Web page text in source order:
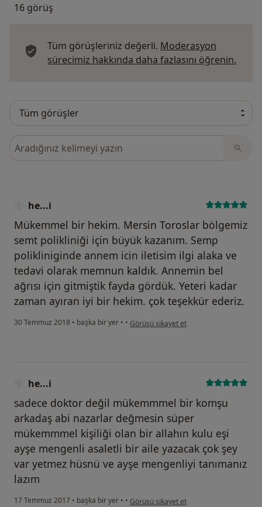
16 görüş
Tüm görüşleriniz değerli. Moderasyon
sürecimiz hakkında daha fazlasını öğrenin.
Görüşler içerisinde ara
he...i
Mükemmel bir hekim. Mersin Toroslar bölgemiz
semt polikliniği için büyük kazanım. Semp
polikliniginde annem icin iletisim ilgi alaka ve
tedavi olarak memnun kaldık. Annemin bel
ağrısı için gitmiştik fayda gördük. Yeteri kadar
zaman ayıran iyi bir hekim. çok teşekkür ederiz.
30 Temmuz 2018 • başka bir yer • • kullanıcının görüşüne göre he...i
Görüşü şikayet et
he...i
sadece doktor değil mükemmmel bir komşu
arkadaş abi nazarlar değmesin süper
mükemmmel kişiliği olan bir allahın kulu eşi
ayşe mengenli asaletli bir aile yazacak çok şey
var yetmez hüsnü ve ayşe mengenliyi tanımanız
lazım
17 Temmuz 2017 • başka bir yer • • kullanıcının görüşüne göre he...i
Görüşü şikayet et